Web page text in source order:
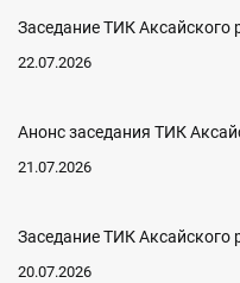
Заседание ТИК Аксайского
22.07.2026
Анонс заседания ТИК
21.07.2026
Заседание ТИК Аксайского
20.07.2026